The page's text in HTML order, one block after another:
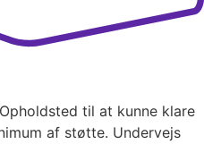
til at kunne klare
af støtte. Undervejs